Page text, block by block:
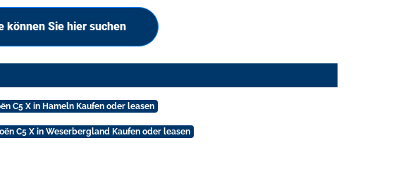
können Sie hier suchen
C5 X in Hameln Kaufen oder leasen
C5 X in Weserbergland Kaufen oder leasen